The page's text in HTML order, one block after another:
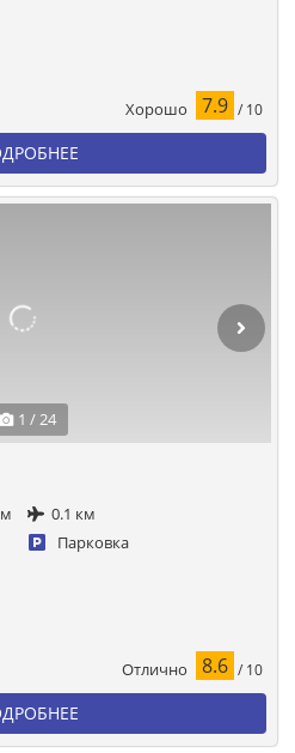
Хорошо 7.9 / 10
1 / 24
0.1 км
Парковка
Отлично 8.6 / 10